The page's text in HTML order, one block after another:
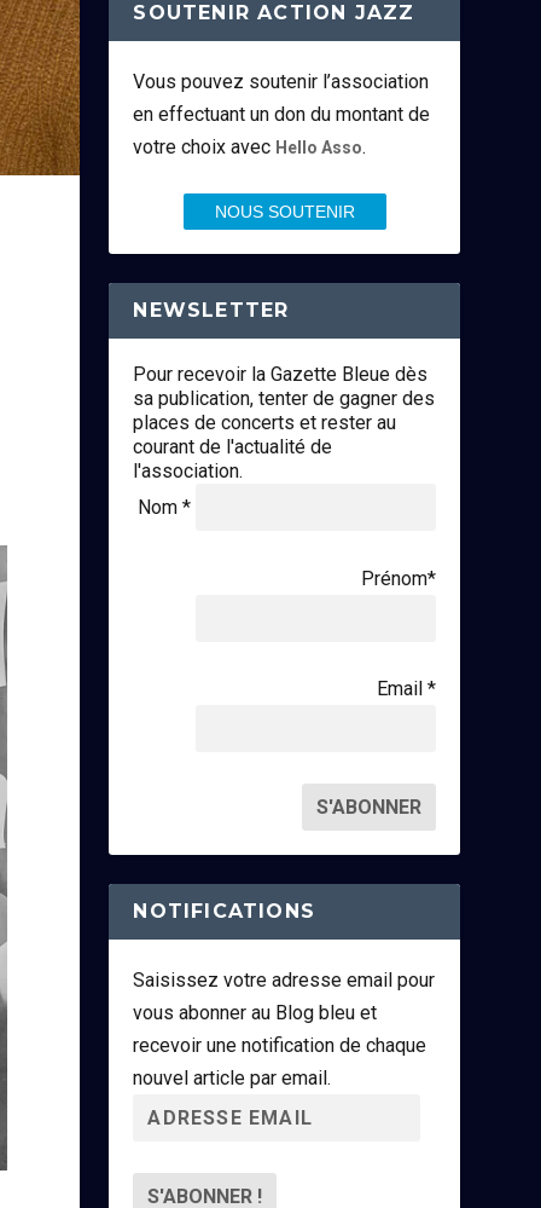
SOUTENIR ACTION JAZZ
Vous pouvez soutenir l’association
en effectuant un don du montant de
votre choix avec Hello Asso.
NOUS SOUTENIR
NEWSLETTER
Pour recevoir la Gazette Bleue dès
sa publication, tenter de gagner des
places de concerts et rester au
courant de l'actualité de
l'association.
Nom *
Prénom*
Email *
NOTIFICATIONS
Saisissez votre adresse email pour
vous abonner au Blog bleu et
recevoir une notification de chaque
nouvel article par email.
r